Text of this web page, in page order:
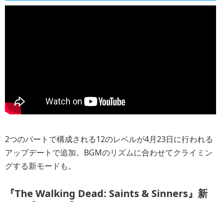
2つのパートで構成される12のレベルが4月23日に行われる
アップデートで追加。BGMのリズムに合わせてクライミン
グする新モードも。
『The Walking Dead: Saints & Sinners』新